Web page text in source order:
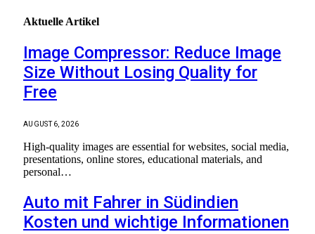
Aktuelle Artikel
Image Compressor: Reduce Image
Size Without Losing Quality for
Free
AUGUST 6, 2026
High-quality images are essential for websites, social media,
presentations, online stores, educational materials, and
personal…
Auto mit Fahrer in Südindien
Kosten und wichtige Informationen